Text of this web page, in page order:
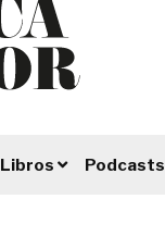
Libros Podcasts